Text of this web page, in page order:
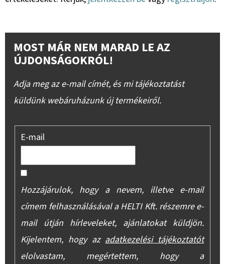
MOST MÁR NEM MARAD LE AZ
ÚJDONSÁGOKRÓL!
Adja meg az e-mail címét, és mi tájékoztatást
küldünk webáruházunk új termékeiről.
E-mail
Hozzájárulok, hogy a nevem, illetve e-mail
címem felhasználásával a HELTI Kft. részemre e-
mail útján hírleveleket, ajánlatokat küldjön.
Kijelentem, hogy az adatkezelési tájékoztatót
elolvastam, megértettem, hogy a